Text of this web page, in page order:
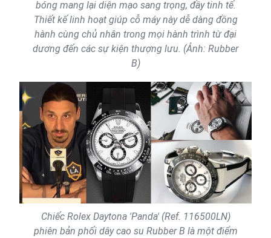
bóng mang lại diện mạo sang trọng, đầy tinh tế.
Thiết kế linh hoạt giúp cỗ máy này dễ dàng đồng
hành cùng chủ nhân trong mọi hành trình từ đại
dương đến các sự kiện thượng lưu. (Ảnh: Rubber
B)
Chiếc Rolex Daytona 'Panda' (Ref. 116500LN)
phiên bản phối dây cao su Rubber B là một điểm